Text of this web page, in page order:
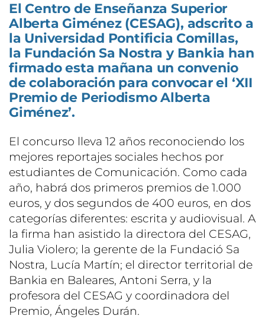
El Centro de Enseñanza Superior
Alberta Giménez (CESAG), adscrito a
la Universidad Pontificia Comillas,
la Fundación Sa Nostra y Bankia han
firmado esta mañana un convenio
de colaboración para convocar el ‘XII
Premio de Periodismo Alberta
Giménez’.
El concurso lleva 12 años reconociendo los
mejores reportajes sociales hechos por
estudiantes de Comunicación. Como cada
año, habrá dos primeros premios de 1.000
euros, y dos segundos de 400 euros, en dos
categorías diferentes: escrita y audiovisual. A
la firma han asistido la directora del CESAG,
Julia Violero; la gerente de la Fundació Sa
Nostra, Lucía Martín; el director territorial de
Bankia en Baleares, Antoni Serra, y la
profesora del CESAG y coordinadora del
Premio, Ángeles Durán.